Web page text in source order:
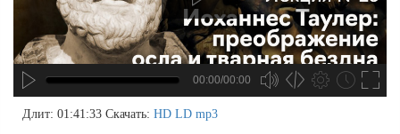
00:00/00:00
Длит: 01:41:33 Скачать: HD LD mp3